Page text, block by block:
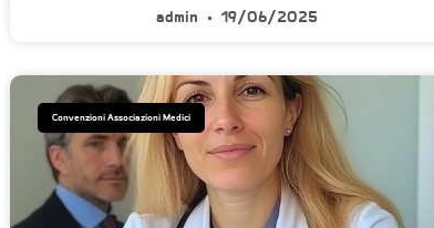
admin 19/06/2025
Convenzioni Associazioni Medici